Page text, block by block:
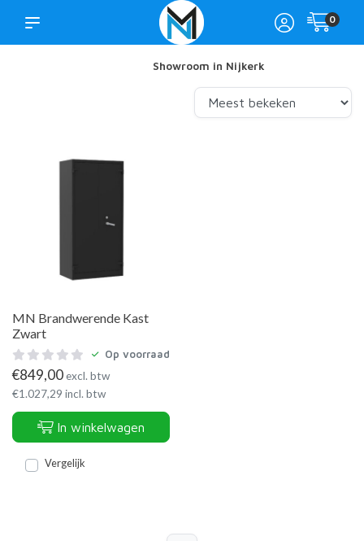
0
Showroom in Nijkerk
MN Brandwerende Kast
Zwart
Op voorraad
€849,00excl. btw
€1.027,29 incl. btw
In winkelwagen
Vergelijk